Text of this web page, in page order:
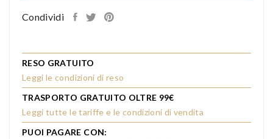
Condividi
RESO GRATUITO
Leggi le condizioni di reso
TRASPORTO GRATUITO OLTRE 99€
Leggi tutte le tariffe e le condizioni di vendita
PUOI PAGARE CON: